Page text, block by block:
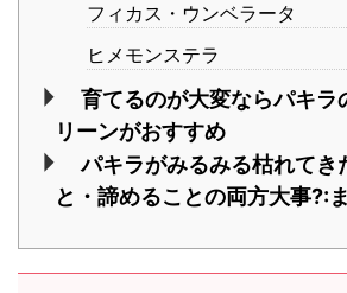
フィカス・ウンベラータ
ヒメモンステラ
育てるのが大変ならパキラ
リーンがおすすめ
パキラがみるみる枯れてき
と・諦めることの両方大事?: